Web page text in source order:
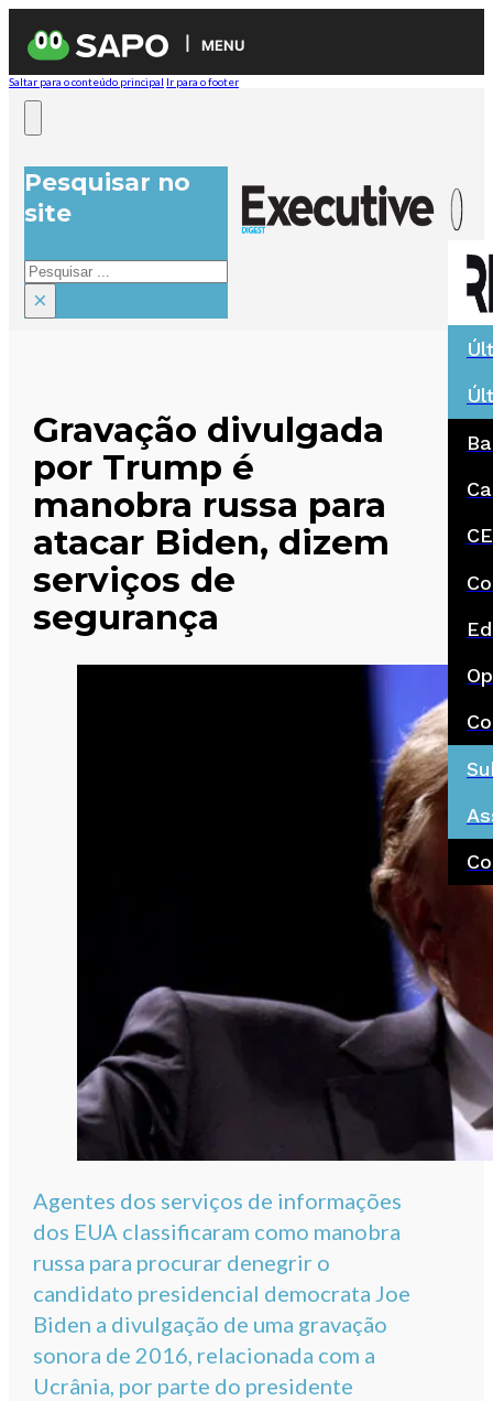
MENU
Saltar para o conteúdo principal Ir para o footer
Pesquisar no
site
Pesquisar
×
Gravação divulgada
por Trump é
manobra russa para
atacar Biden, dizem
serviços de
segurança
Agentes dos serviços de informações
dos EUA classificaram como manobra
russa para procurar denegrir o
candidato presidencial democrata Joe
Biden a divulgação de uma gravação
sonora de 2016, relacionada com a
Ucrânia, por parte do presidente